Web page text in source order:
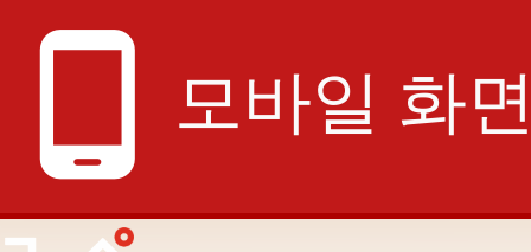
phone_android 모바일 화